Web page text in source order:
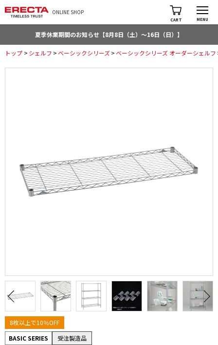
ONLINE SHOP
CART MENU
夏季休業期間のお知らせ【8月8日（土）～16日（日）】
トップ > シェルフ >ベーシックシリーズ>ベーシックシリーズ オーダーシェルフ
8枚以上で10％OFF
BASIC SERIES
受注製造品